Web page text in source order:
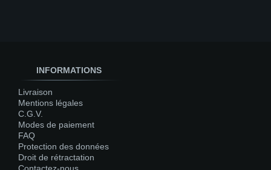
INFORMATIONS
Livraison
Mentions légales
C.G.V.
Modes de paiement
FAQ
Protection des données
Droit de rétractation